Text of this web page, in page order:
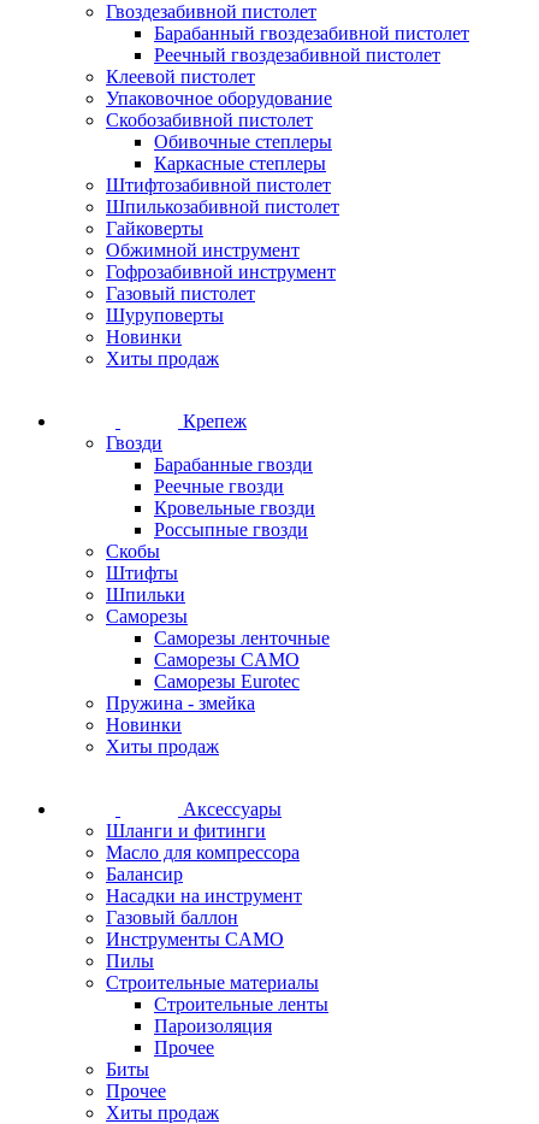
Гвоздезабивной пистолет
Барабанный гвоздезабивной пистолет
Реечный гвоздезабивной пистолет
Клеевой пистолет
Упаковочное оборудование
Скобозабивной пистолет
Обивочные степлеры
Каркасные степлеры
Штифтозабивной пистолет
Шпилькозабивной пистолет
Гайковерты
Обжимной инструмент
Гофрозабивной инструмент
Газовый пистолет
Шуруповерты
Новинки
Хиты продаж
Крепеж
Гвозди
Барабанные гвозди
Реечные гвозди
Кровельные гвозди
Россыпные гвозди
Скобы
Штифты
Шпильки
Саморезы
Саморезы ленточные
Саморезы CAMO
Саморезы Eurotec
Пружина - змейка
Новинки
Хиты продаж
Аксессуары
Шланги и фитинги
Масло для компрессора
Балансир
Насадки на инструмент
Газовый баллон
Инструменты CAMO
Пилы
Строительные материалы
Строительные ленты
Пароизоляция
Прочее
Биты
Прочее
Хиты продаж